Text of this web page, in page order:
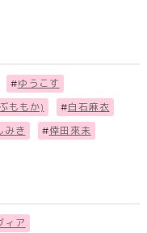
#ゆうこす
ももか) #白石麻衣
みき #倖田來未
ィア